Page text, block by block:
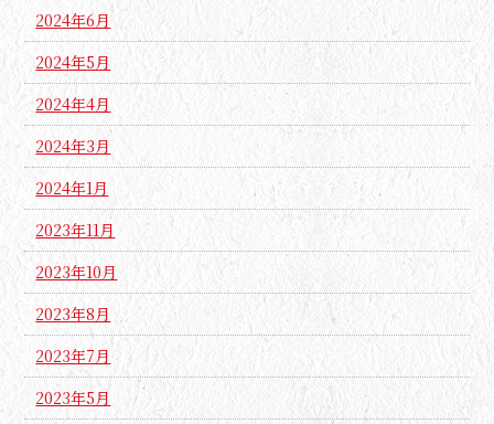
2024年6月
2024年5月
2024年4月
2024年3月
2024年1月
2023年11月
2023年10月
2023年8月
2023年7月
2023年5月